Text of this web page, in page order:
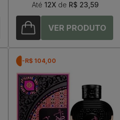
Até 12Xde R$ 23,59
-R$ 104,00